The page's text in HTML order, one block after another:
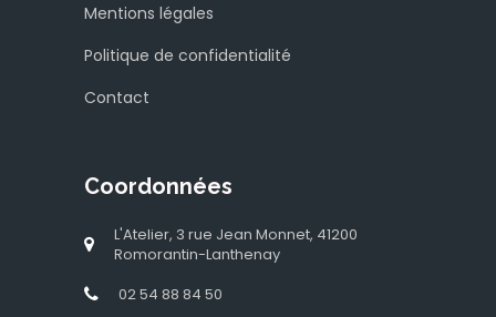
Mentions légales
Politique de confidentialité
Contact
Coordonnées
L'Atelier, 3 rue Jean Monnet, 41200
Romorantin-Lanthenay
02 54 88 84 50